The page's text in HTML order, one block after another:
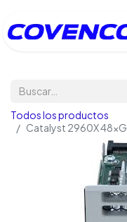
Todos los productos
Catalyst 2960X